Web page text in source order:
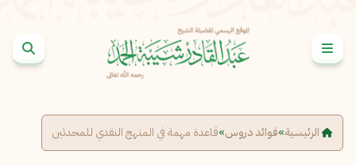
الرئيسية»فوائد دروس»قاعدة مهمة في المنهج النقدي للمحدثين
الإبلاغ عن مشكلة